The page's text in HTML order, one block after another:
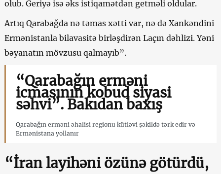
olub. Geriyə isə əks istiqamətdən getməli oldular.
Artıq Qarabağda nə təmas xətti var, nə də Xankəndini
Ermənistanla bilavasitə birləşdirən Laçın dəhlizi. Yəni
bəyanatın mövzusu qalmayıb”.
“Qarabağın erməni
icmasının kobud siyasi
səhvi”. Bakıdan baxış
Qarabağın erməni əhalisi regionu kütləvi şəkildə tərk edir və
Ermənistana yollanır
“İran layihəni özünə götürdü,